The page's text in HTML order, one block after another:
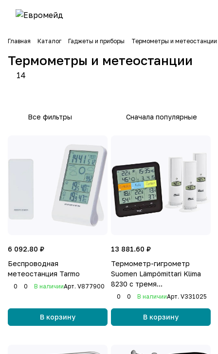
Главная Каталог Гаджеты и приборы Термометры и метеостанции
Термометры и метеостанции
14
Метео
станц
ии
товаров
Термо
метры
товаров
Все фильтры Сначала популярные
6 092.80 ₽
Беспроводная
метеостанция Tarmo
0 0 В наличииАрт. V877900
В корзину
13 881.60 ₽
Термометр-гигрометр
Suomen Lämpömittari Klima
8230 с тремя
беспроводными датчиками
0 0 В наличииАрт. V331025
В корзину